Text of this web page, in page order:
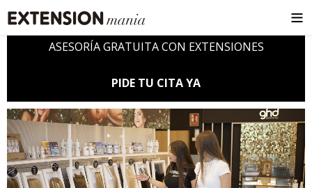
ASESORÍA GRATUITA CON EXTENSIONES
PIDE TU CITA YA